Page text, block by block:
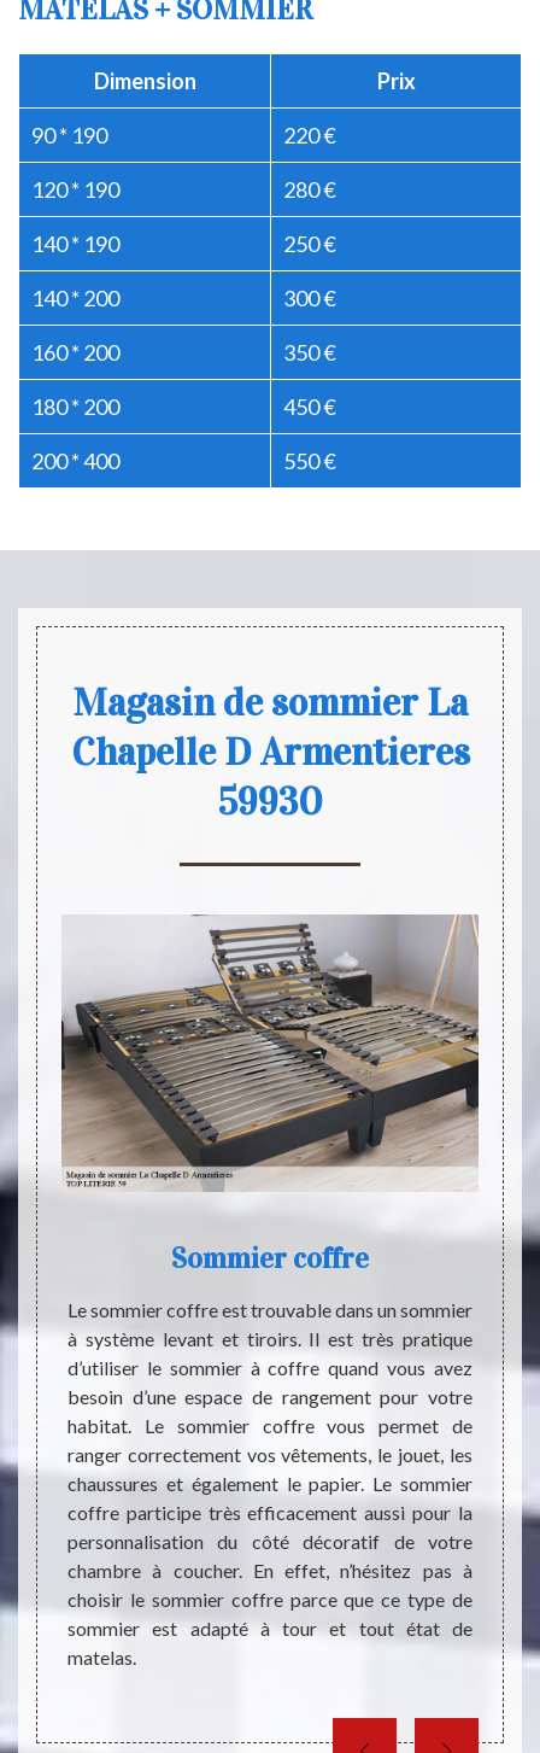
MATELAS + SOMMIER
Dimension Prix
90 * 190 220 €
120 * 190 280 €
140 * 190 250 €
140 * 200 300 €
160 * 200 350 €
180 * 200 450 €
200 * 400 550 €
Magasin de sommier La
Chapelle D Armentieres
59930
les
le
on
très
d’un
le
type
dix
Sommier coffre
Le sommier coffre est trouvable dans un sommier
à système levant et tiroirs. Il est très pratique
d’utiliser le sommier à coffre quand vous avez
besoin d’une espace de rangement pour votre
habitat. Le sommier coffre vous permet de
ranger correctement vos vêtements, le jouet, les
chaussures et également le papier. Le sommier
coffre participe très efficacement aussi pour la
personnalisation du côté décoratif de votre
chambre à coucher. En effet, n’hésitez pas à
choisir le sommier coffre parce que ce type de
sommier est adapté à tour et tout état de
matelas.
Le
plus
le
fait